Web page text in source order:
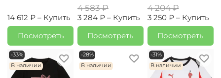
14 612 ₽ – Купить
Посмотреть
4 583 ₽
3 284 ₽ – Купить
Посмотреть
4 204 ₽
3 250 ₽ – Купить
Посмотреть
-33%
В наличии
-28%
В наличии
-31%
В наличии